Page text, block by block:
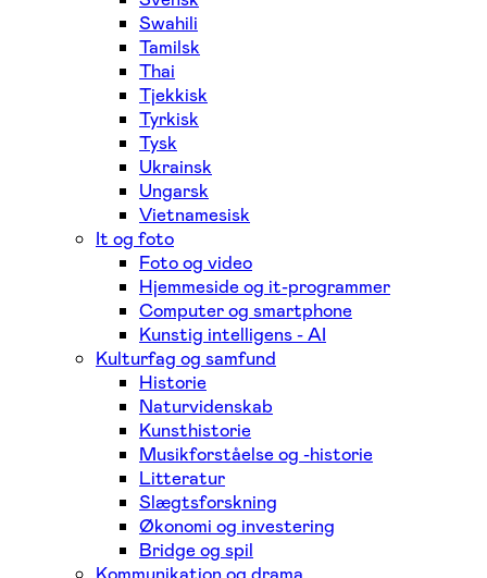
Swahili
Tamilsk
Thai
Tjekkisk
Tyrkisk
Tysk
Ukrainsk
Ungarsk
Vietnamesisk
It og foto
Foto og video
Hjemmeside og it-programmer
Computer og smartphone
Kunstig intelligens - AI
Kulturfag og samfund
Historie
Naturvidenskab
Kunsthistorie
Musikforståelse og -historie
Litteratur
Slægtsforskning
Økonomi og investering
Bridge og spil